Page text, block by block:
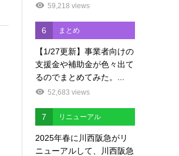
59,218 views
6 まとめ
【1/27更新】事業者向けの
支援金や補助金が色々出て
るのでまとめてみた。...
52,683 views
7 リニューアル
2025年春に川西阪急がリ
ニューアルして、川西阪急